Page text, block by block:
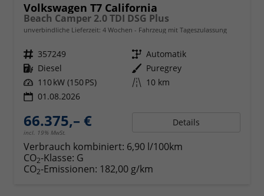
Volkswagen T7 California
Beach Camper 2.0 TDI DSG Plus
unverbindliche Lieferzeit: 4 Wochen Fahrzeug mit Tageszulassung
Fahrzeugnr. 357249 Getriebe Automatik
Kraftstoff Diesel Außenfarbe Puregrey
Leistung 110 kW (150 PS) Kilometerstand 10 km
01.08.2026
66.375,– €
incl. 19% MwSt.
Details
Verbrauch kombiniert: 6,90 l/100km
CO2-Klasse: G
CO2-Emissionen: 182,00 g/km